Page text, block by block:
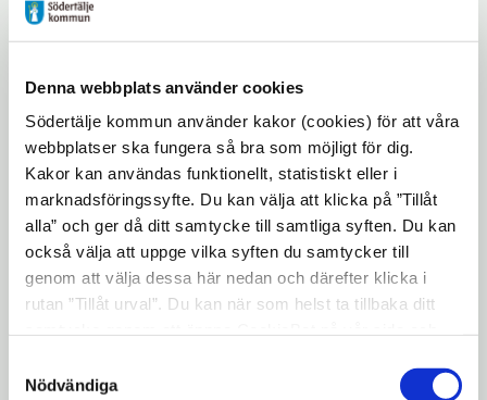
Denna webbplats använder cookies
Södertälje kommun använder kakor (cookies) för att våra
webbplatser ska fungera så bra som möjligt för dig.
Kakor kan användas funktionellt, statistiskt eller i
marknadsföringssyfte. Du kan välja att klicka på ”Tillåt
alla” och ger då ditt samtycke till samtliga syften. Du kan
också välja att uppge vilka syften du samtycker till
genom att välja dessa här nedan och därefter klicka i
rutan ”Tillåt urval”. Du kan när som helst ta tillbaka ditt
"Visa detaljer" kan du läsa om hur kakorna används och
Nödvändiga
administrationen, ett sådant beställer du av
vuxenutbildningens administration.
Så här laddar du ner din studieplan:
Logga in på ditt studerandekonto på
Alvis
Gå till fliken "Mina sidor"
Välj "Studieplan"
Välj fliken "Kurser"
Nu kan du se din kursinformation
Tryck på skriv ut kursstart för att skriva